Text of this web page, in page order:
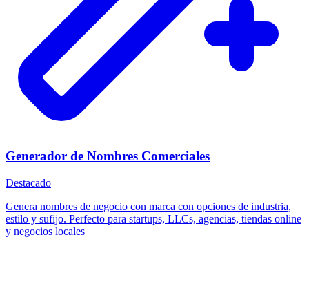
Generador de Nombres Comerciales
Destacado
Genera nombres de negocio con marca con opciones de industria,
estilo y sufijo. Perfecto para startups, LLCs, agencias, tiendas online
y negocios locales